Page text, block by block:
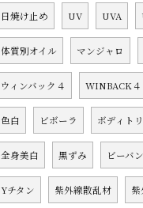
日焼け止め UV UVA
体質別オイル マンジャロ
ウィンバック４ WINBACK４
色白 ビボーラ ボディト
全身美白 黒ずみ ビーバ
Yチタン 紫外線散乱材